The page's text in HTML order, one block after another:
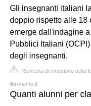
Gli insegnanti italiani
doppio rispetto alle 18
emerge dall'indagine
Pubblici Italiani
degli insegnanti.
Richiesta di rimozione della
libreriamo.it
Quanti alunni per